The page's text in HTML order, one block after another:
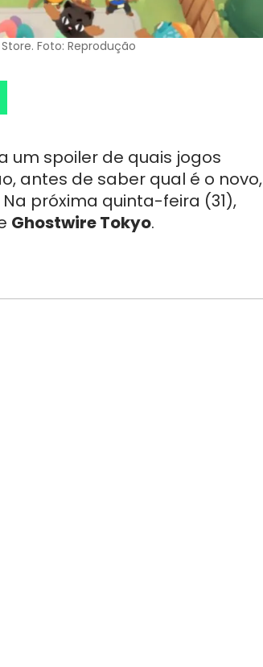
Foto: Reprodução
um spoiler de quais jogos
antes de saber qual é o novo,
próxima quinta-feira (31),
Ghostwire Tokyo.